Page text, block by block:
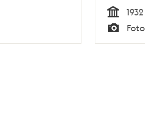
Tid
1932
Typ
Foto